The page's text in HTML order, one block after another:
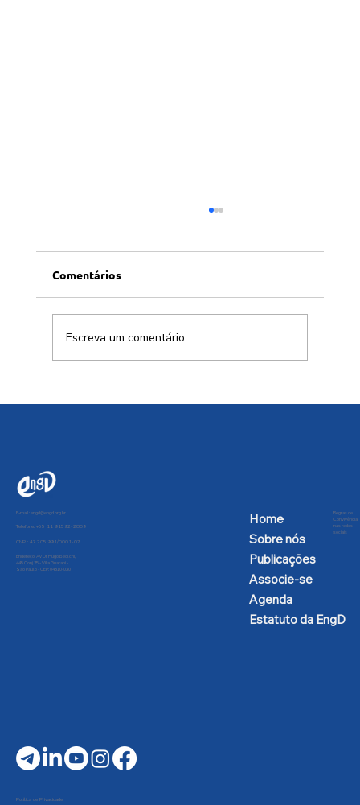
Comentários
Escreva um comentário
E-mail:engd@engd.org.br
Telefone: +55 11 91592-2809
CNPJ: 47.205.991/0001-02
Endereço: Av Dr Hugo Beolchi,
445 Conj 25 - Vila Guarani -
São Paulo - CEP: 04310-030
Home
Sobre nós
Publicações
Associe-se
Agenda
Estatuto da EngD
Regras de
Convivência
nas redes
sociais
Política de Privacidade